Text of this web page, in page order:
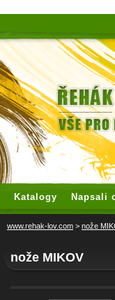
Katalogy Napsali
www.rehak-lov.com > nože
nože MIKOV